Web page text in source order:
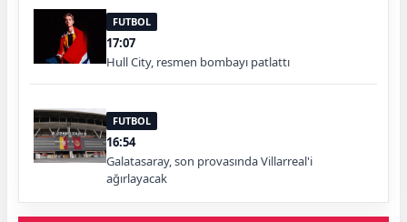
FUTBOL
17:07
Hull City, resmen bombayı patlattı
FUTBOL
16:54
Galatasaray, son provasında Villarreal'i
ağırlayacak